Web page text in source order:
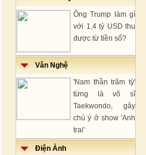
Ông Trump làm gì
với 1,4 tỷ USD thu
được từ tiền số?
Văn Nghệ
'Nam thần trăm tỷ'
từng là võ sĩ
Taekwondo, gây
chú ý ở show 'Anh
trai'
Điện Ảnh